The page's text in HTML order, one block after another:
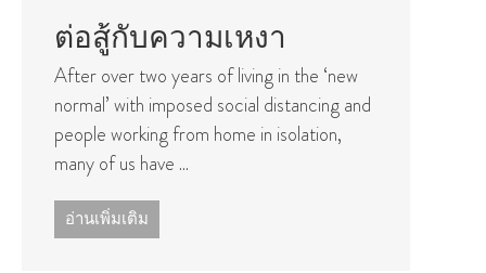
ทําไมต้องดีท็อกซ์
เมื่อประชากรโลกเพิ่มจํานวนมากขึ้น
มลพิษในสภาพแวดล้อมและอาหาร
ของเราก็เพิ่มขึ้นอย่างมากเช่นกัน
อ่านเพิ่มเติม